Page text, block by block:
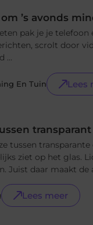
’s avonds
pak je je
scrolt door
...
En Tuin Lees
tussen
ziet op het glas.
Juist daar maakt
Lees meer